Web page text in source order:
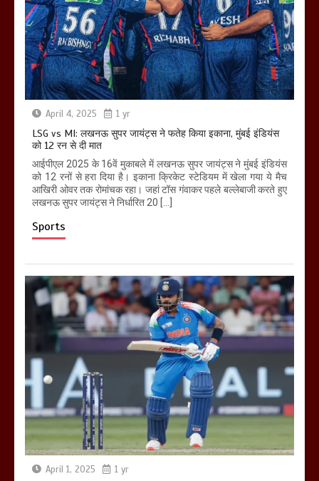
April 4, 2025 1 yr
LSG vs MI: लखनऊ सुपर जायंट्स ने फतेह किया इकाना, मुंबई इंडियंस
को 12 रन से दी मात
आईपीएल 2025 के 16वें मुकाबले में लखनऊ सुपर जायंट्स ने मुंबई इंडियंस
को 12 रनों से हरा दिया है। इकाना क्रिकेट स्टेडियम में खेला गया ये मैच
आखिरी ओवर तक रोमांचक रहा। जहां टॉस गंवाकर पहले बल्लेबाजी करते हुए
लखनऊ सुपर जायंट्स ने निर्धारित 20 […]
Sports
April 1, 2025 1 yr